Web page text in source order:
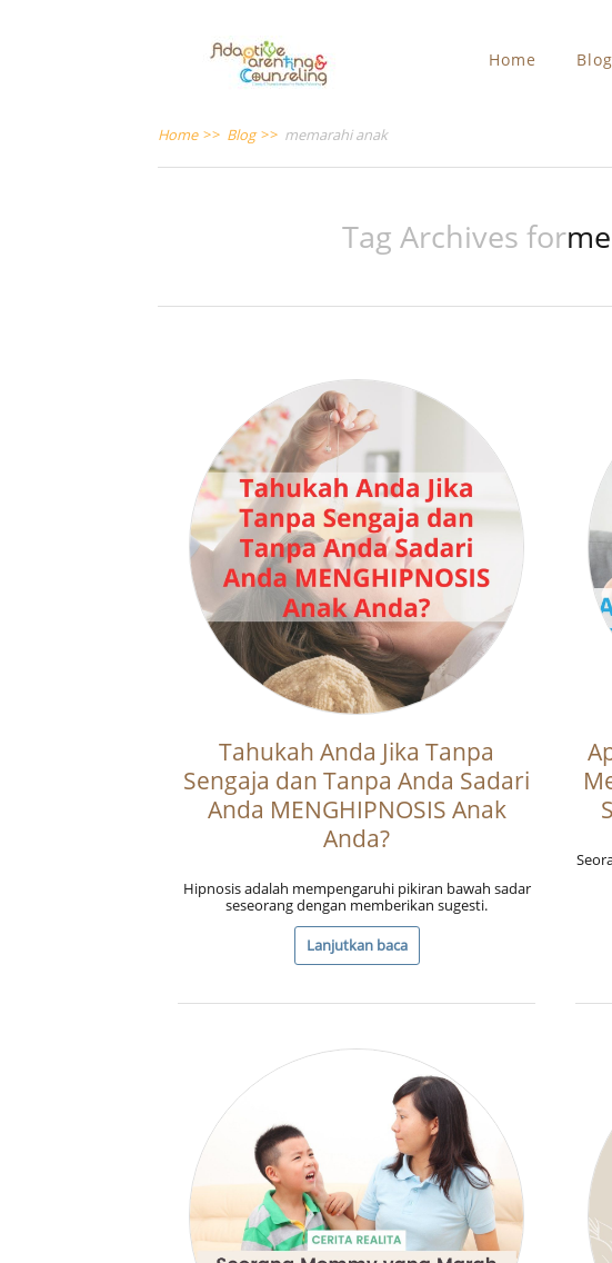
Home Blog
Home >> Blog >> memarahi anak
Tag Archives for
Tahukah Anda Jika Tanpa
Sengaja dan Tanpa Anda Sadari
Anda MENGHIPNOSIS Anak
Anda?
Hipnosis adalah mempengaruhi pikiran bawah sadar
seseorang dengan memberikan sugesti.
Lanjutkan baca